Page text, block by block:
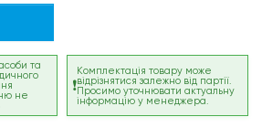
та
не
Комплектація товару може
відрізнятися залежно від партії.
Просимо уточнювати актуальну
інформацію у менеджера.